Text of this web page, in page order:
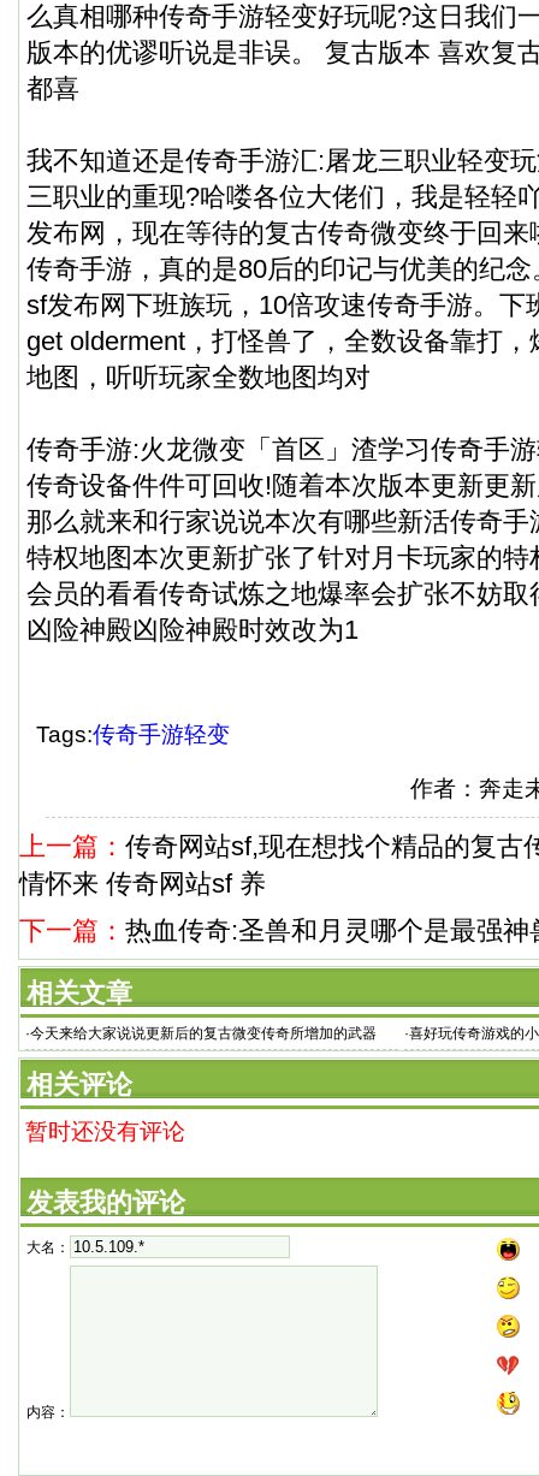
么真相哪种传奇手游轻变好玩呢?这日我们
版本的优谬听说是非误。 复古版本 喜欢复
都喜
我不知道还是传奇手游汇:屠龙三职业轻变
三职业的重现?哈喽各位大佬们，我是轻轻
发布网，现在等待的复古传奇微变终于回
传奇手游，真的是80后的印记与优美的纪
sf发布网下班族玩， 10倍攻速传奇手游。下
get olderment，打怪兽了，全数设备靠打
地图，听听玩家全数地图均对
传奇手游:火龙微变「首区」渣学习传奇手
传奇设备件件可回收!随着本次版本更新更
那么就来和行家说说本次有哪些新活传奇
特权地图本次更新扩张了针对月卡玩家的
会员的看看传奇试炼之地爆率会扩张不妨
凶险神殿凶险神殿时效改为1
Tags:传奇手游轻变
作者：奔走
上一篇： 传奇网站sf,现在想找个精品的复古
情怀来 传奇网站sf 养
下一篇： 热血传奇:圣兽和月灵哪个是最强神
相关文章
·今天来给大家说说更新后的复古微变传奇所增加的武器 ·喜好玩传奇游戏的
相关评论
暂时还没有评论
发表我的评论
大名：
内容：